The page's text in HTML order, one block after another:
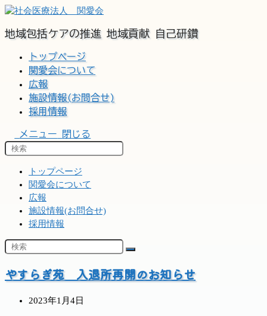
コ
テ
地域包括ケアの推進 地域貢献 自己研鑽
トップページ
関愛会について
広報
施設情報(お問合せ)
採用情報
メニュー 閉じる
トップページ
関愛会について
広報
施設情報(お問合せ)
採用情報
やすらぎ苑 入退所再開のお知らせ
投
2023年1月4日